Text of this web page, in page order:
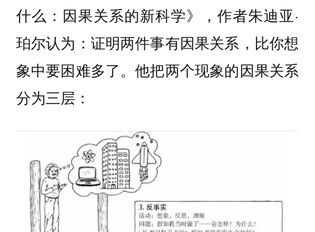
什么：因果关系的新科学》，作者朱迪亚·
珀尔认为：证明两件事有因果关系，比你想
象中要困难多了。他把两个现象的因果关系
分为三层：